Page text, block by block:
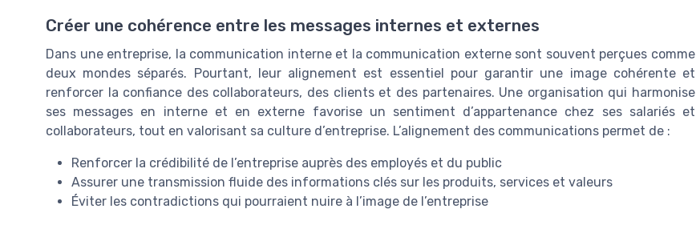
Créer une cohérence entre les messages internes et externes
Dans une entreprise, la communication interne et la communication externe sont souvent perçues comme
deux mondes séparés. Pourtant, leur alignement est essentiel pour garantir une image cohérente et
renforcer la confiance des collaborateurs, des clients et des partenaires. Une organisation qui harmonise
ses messages en interne et en externe favorise un sentiment d’appartenance chez ses salariés et
collaborateurs, tout en valorisant sa culture d’entreprise. L’alignement des communications permet de :
Renforcer la crédibilité de l’entreprise auprès des employés et du public
Assurer une transmission fluide des informations clés sur les produits, services et valeurs
Éviter les contradictions qui pourraient nuire à l’image de l’entreprise